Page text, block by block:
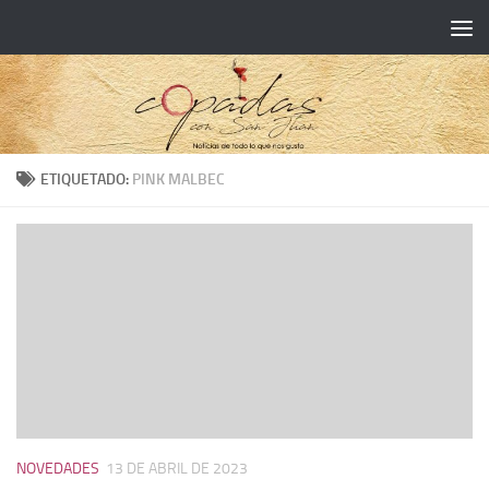
ETIQUETADO: PINK MALBEC
NOVEDADES 13 DE ABRIL DE 2023